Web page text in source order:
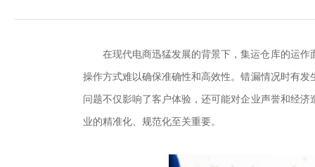
在现代电商迅猛发展的背景下，集运仓库的运
操作方式难以确保准确性和高效性。错漏情况时有
问题不仅影响了客户体验，还可能对企业声誉和经
业的精准化、规范化至关重要。